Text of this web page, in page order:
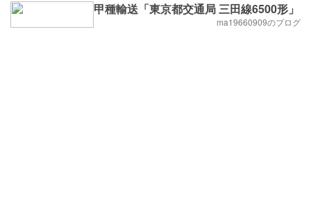
甲種輸送「東京都交通局 三田線6500形」
ma19660909のブログ